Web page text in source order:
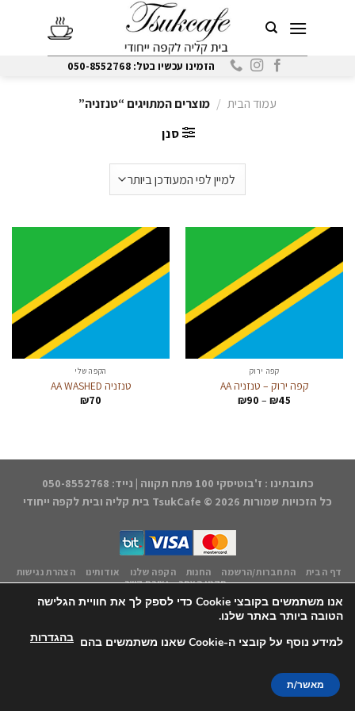
הזמינו עכשיו בטל: 050-8552768
עמוד הבית / מוצרים המתויגים “טנזניה”
סנן
קפה ירוק
קפה ירוק – טנזניה AA
₪45
–
₪90 טווח
הקפה שלי
טנזניה AA WASHED
₪70
כתובתינו : ז'בוטיסקי 100 פתח תקווה | נייד: 050-8552768
כל הזכויות שמורות 2026 ©
TsukCafe בית קליה ובית לקפה ייחודי
דף הבית התחברות/הרשמה החנות הקפה שלנו אודותינו
הצהרת נגישות
תקנון האתר
יצירת קשר
עיצוב אחסון ותחזוקה - קובי משיח Msite
אנו משתמשים בקובצי Cookie כדי לספק לך את חוויית הגלישה
הטובה ביותר באתר שלנו.
למידע נוסף על קובצי ה-Cookie שאנו משתמשים בהם
בהגדרות
מאשר/ת